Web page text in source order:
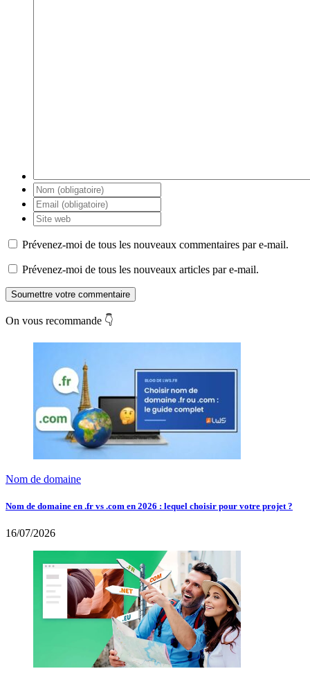
Prévenez-moi de tous les nouveaux commentaires par e-mail.
Prévenez-moi de tous les nouveaux articles par e-mail.
Soumettre votre commentaire
On vous recommande 👇
Nom de domaine
Nom de domaine en .fr vs .com en 2026 : lequel choisir pour votre projet ?
16/07/2026